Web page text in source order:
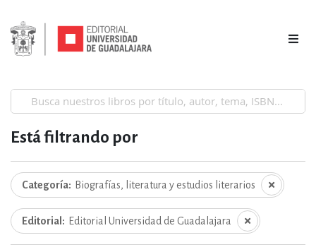
Está filtrando por
Categoría Biografías, literatura y estudios literarios
Editorial Editorial Universidad de Guadalajara